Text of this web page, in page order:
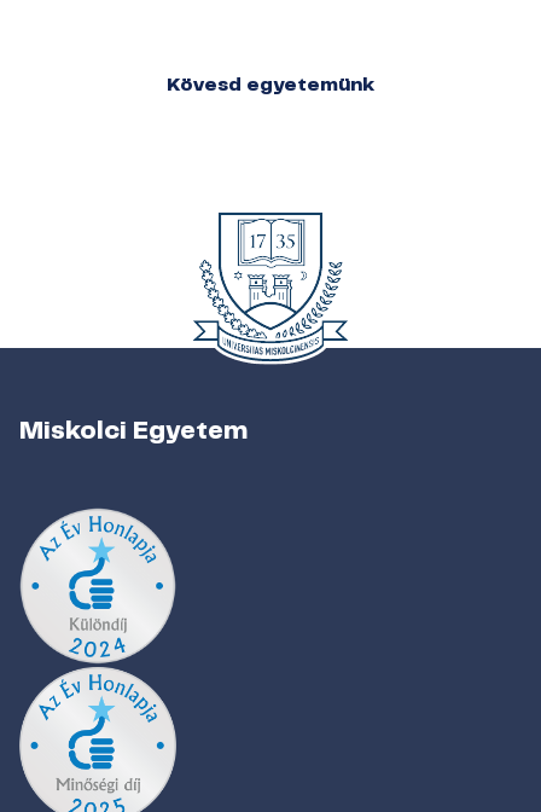
Kövesd egyetemünk
Miskolci Egyetem